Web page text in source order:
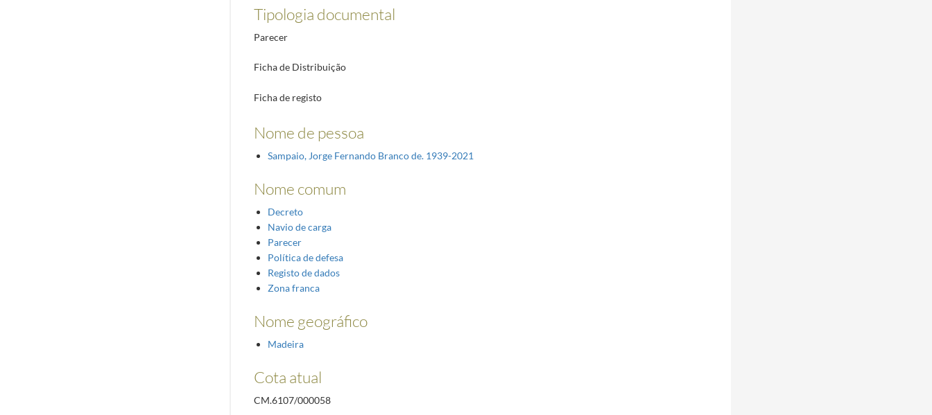
Tipologia documental
Parecer
Ficha de Distribuição
Ficha de registo
Nome de pessoa
Sampaio, Jorge Fernando Branco de. 1939-2021
Nome comum
Decreto
Navio de carga
Parecer
Política de defesa
Registo de dados
Zona franca
Nome geográfico
Madeira
Cota atual
CM.6107/000058